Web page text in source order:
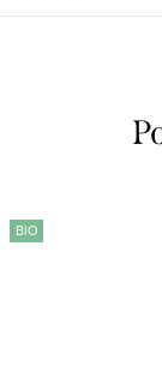
BIO